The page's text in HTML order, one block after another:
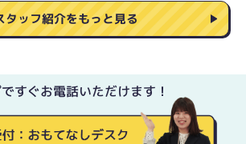
タッフ紹介をもっと見る
すぐお電話いただけます！